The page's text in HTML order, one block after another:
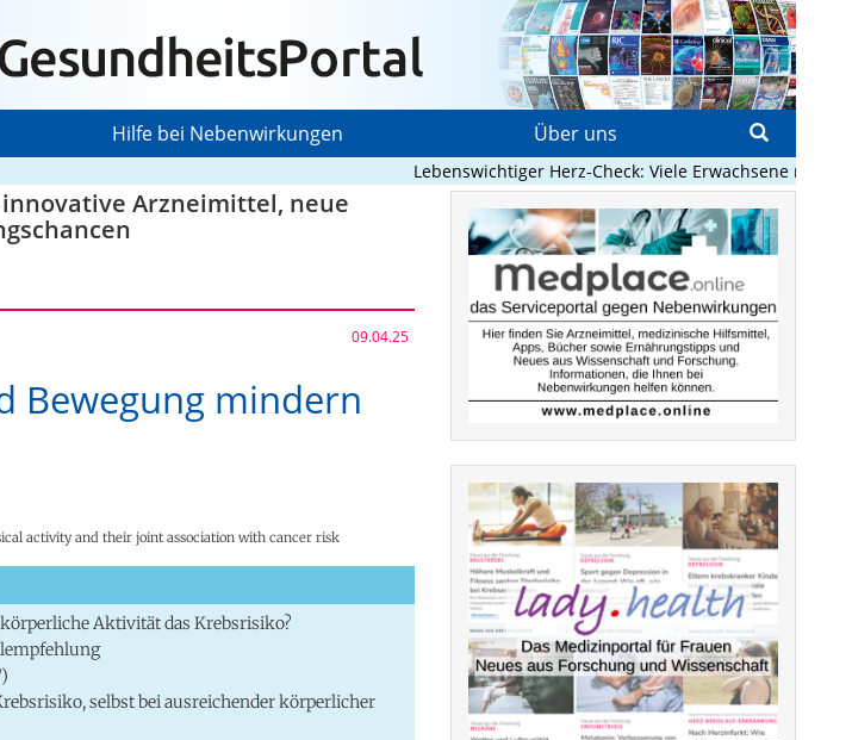
Hilfe bei Nebenwirkungen Über uns
Lebenswichtiger Herz-Check: Viele Erwachsene mit
Arzneimittel, neue
09.04.25
Bewegung mindern
activity and their joint association with cancer risk
Aktivität das Krebsrisiko?
selbst bei ausreichender körperlicher